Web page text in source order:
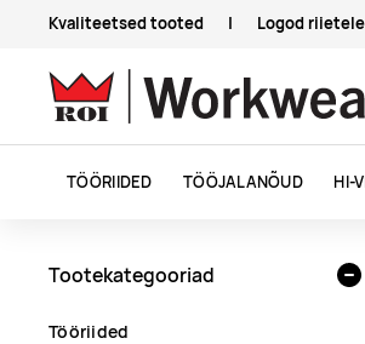
Kvaliteetsed tooted | Logod riietele
TÖÖRIIDED TÖÖJALANÕUD HI-
Tootekategooriad
Tööriided